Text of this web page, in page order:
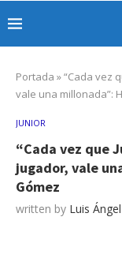
Portada »“Cada vez
vale una millonada”:
JUNIOR
“Cada vez que
jugador, vale
Gómez
written by Luis